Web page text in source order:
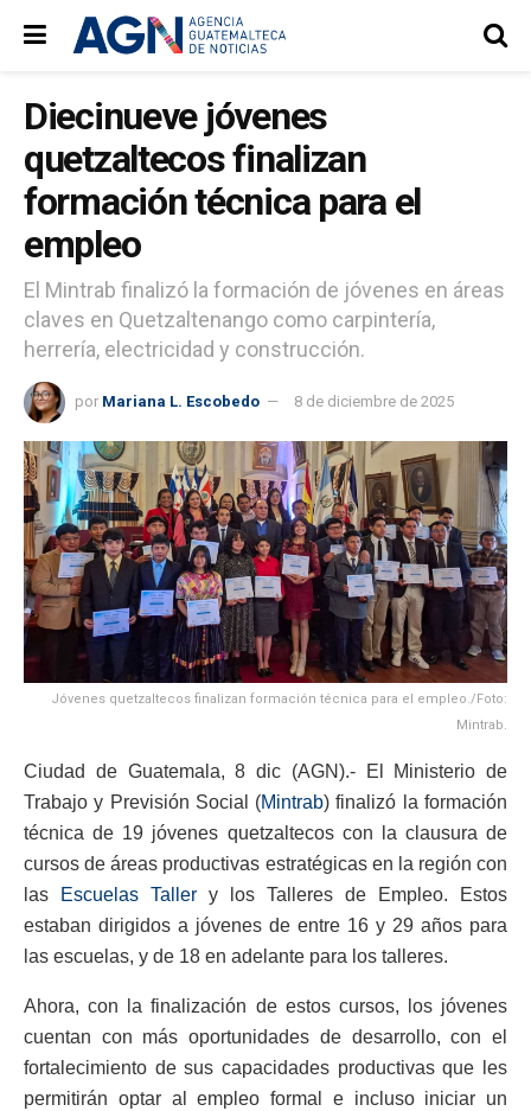
Diecinueve jóvenes
quetzaltecos finalizan
formación técnica para el
empleo
El Mintrab finalizó la formación de jóvenes en áreas
claves en Quetzaltenango como carpintería,
herrería, electricidad y construcción.
por Mariana L. Escobedo 8 de diciembre de 2025
Jóvenes quetzaltecos finalizan formación técnica para el empleo./Foto:
Mintrab.
Ciudad de Guatemala, 8 dic (AGN).- El Ministerio de
Trabajo y Previsión Social (Mintrab) finalizó la formación
técnica de 19 jóvenes quetzaltecos con la clausura de
cursos de áreas productivas estratégicas en la región con
las
Escuelas Taller y los Talleres de Empleo. Estos
estaban dirigidos a jóvenes de entre 16 y 29 años para
las escuelas, y de 18 en adelante para los talleres.
Ahora, con la finalización de estos cursos, los jóvenes
cuentan con más oportunidades de desarrollo, con el
fortalecimiento de sus capacidades productivas que les
permitirán optar al empleo formal e incluso iniciar un